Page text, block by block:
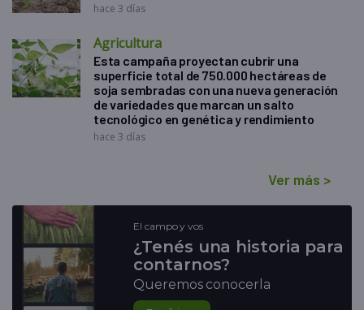
hace 3 días
Agricultura
Esta campaña proyectan cubrir una
superficie total de 750.000 hectáreas de
soja sembradas con una nueva generación
de variedades que marcan un salto
tecnológico en genética y rendimiento
hace 3 días
Ver más >
El campo y vos
¿Tenés una historia para
contarnos?
Queremos conocerla